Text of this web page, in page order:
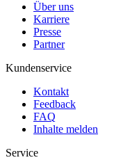
Über uns
Karriere
Presse
Partner
Kundenservice
Kontakt
Feedback
FAQ
Inhalte melden
Service